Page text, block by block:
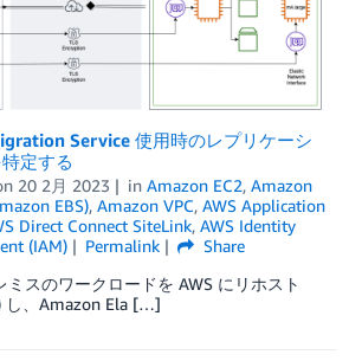
Service 使用時のレプリケーシ
定する
20 2月 2023 in Amazon EC2, Amazon
EBS), Amazon VPC, AWS Application
Direct Connect SiteLink, AWS Identity
(IAM)
Permalink
Share
スのワークロードを AWS にリホスト
し、Amazon Ela […]